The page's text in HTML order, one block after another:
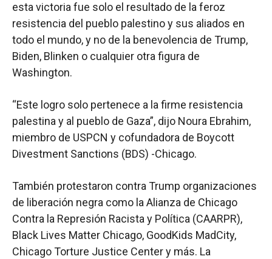
esta victoria fue solo el resultado de la feroz
resistencia del pueblo palestino y sus aliados en
todo el mundo, y no de la benevolencia de Trump,
Biden, Blinken o cualquier otra figura de
Washington.
“Este logro solo pertenece a la firme resistencia
palestina y al pueblo de Gaza”, dijo Noura Ebrahim,
miembro de USPCN y cofundadora de Boycott
Divestment Sanctions (BDS) -Chicago.
También protestaron contra Trump organizaciones
de liberación negra como la Alianza de Chicago
Contra la Represión Racista y Política (CAARPR),
Black Lives Matter Chicago, GoodKids MadCity,
Chicago Torture Justice Center y más. La